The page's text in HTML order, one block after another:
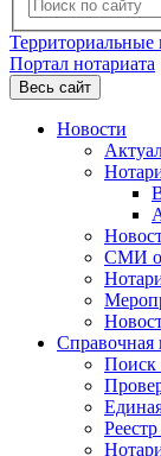
Территориальные
Портал нотариата
Весь сайт
Новости
СМИ о
Поиск